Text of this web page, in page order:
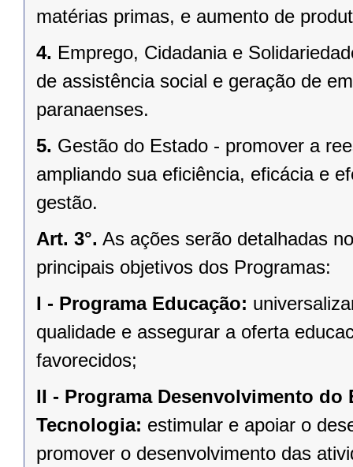
matérias primas, e aumento de
4. Emprego, Cidadania e
de assistência social e geração de
paranaenses.
5. Gestão do Estado - promover a
ampliando sua eficiência, eficácia e
gestão.
Art. 3°. As ações serão detalhadas
principais objetivos dos Programas:
I - Programa Educação:
qualidade e assegurar a oferta
favorecidos;
II - Programa Desenvolvimento
Tecnologia: estimular e apoiar o
promover o desenvolvimento das